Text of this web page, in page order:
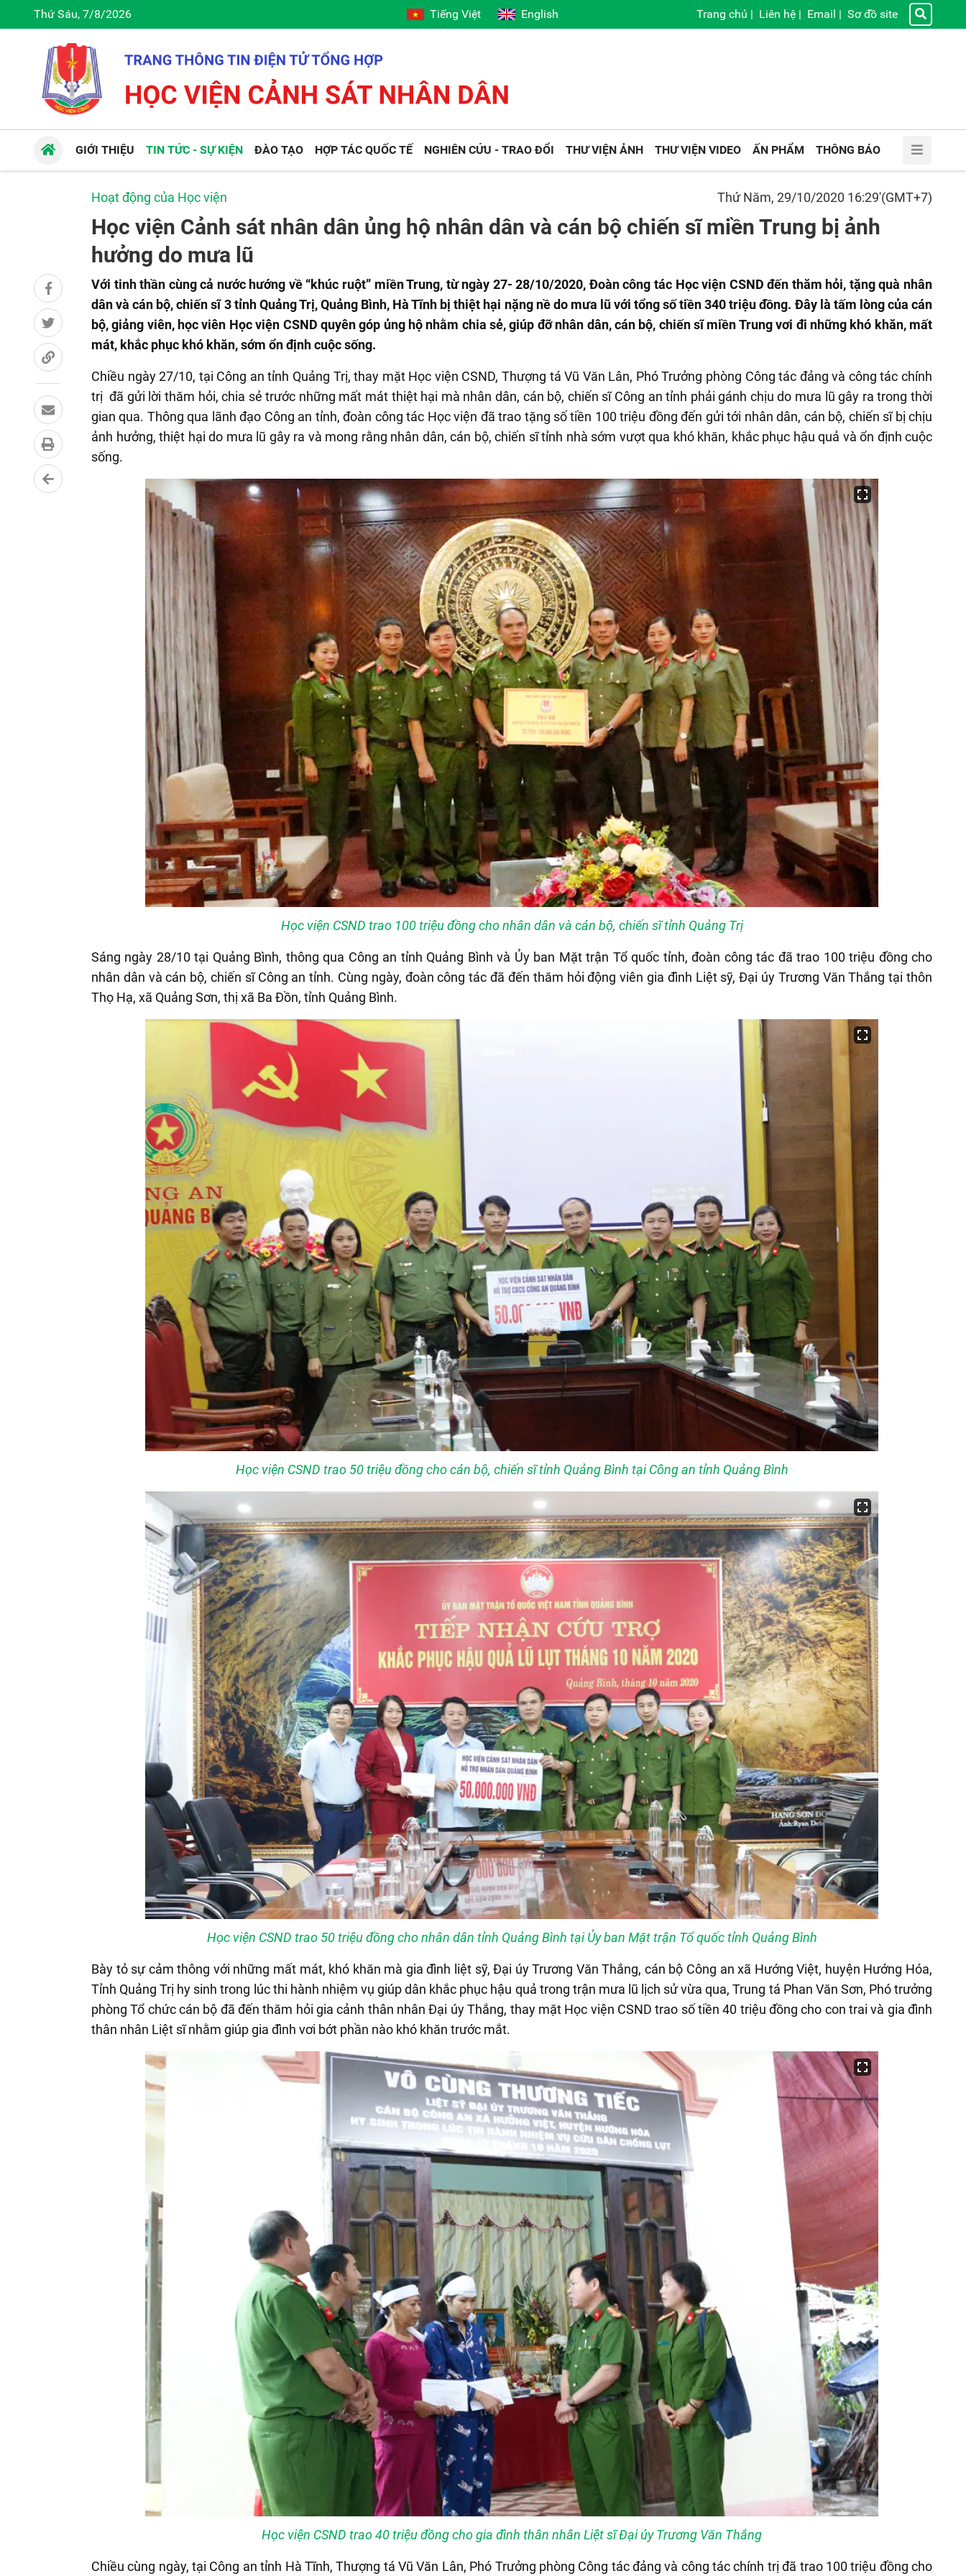
Thứ Sáu, 7/8/2026 Tiếng Việt English Trang chủ | Liên hệ | Email | Sơ đồ site
GIỚI THIỆU TIN TỨC - SỰ KIỆN ĐÀO TẠO HỢP TÁC QUỐC TẾ NGHIÊN CỨU - TRAO ĐỔI THƯ VIỆN ẢNH THƯ VIỆN VIDEO ẤN PHẨM THÔNG BÁO
Hoạt động của Học viện Thứ Năm, 29/10/2020 16:29'(GMT+7)
Học viện Cảnh sát nhân dân ủng hộ nhân dân và cán bộ chiến sĩ miền Trung bị ảnh
hưởng do mưa lũ
Với tinh thần cùng cả nước hướng về “khúc ruột” miền Trung, từ ngày 27- 28/10/2020, Đoàn công tác Học viện CSND đến thăm hỏi, tặng quà nhân
dân và cán bộ, chiến sĩ 3 tỉnh Quảng Trị, Quảng Bình, Hà Tĩnh bị thiệt hại nặng nề do mưa lũ với tổng số tiền 340 triệu đồng. Đây là tấm lòng của cán
bộ, giảng viên, học viên Học viện CSND quyên góp ủng hộ nhằm chia sẻ, giúp đỡ nhân dân, cán bộ, chiến sĩ miền Trung vơi đi những khó khăn, mất
mát, khắc phục khó khăn, sớm ổn định cuộc sống.
Chiều ngày 27/10, tại Công an tỉnh Quảng Trị, thay mặt Học viện CSND, Thượng tá Vũ Văn Lân, Phó Trưởng phòng Công tác đảng và công tác chính
trịđã gửi lời thăm hỏi, chia sẻ trước những mất mát thiệt hại mà nhân dân, cán bộ, chiến sĩ Công an tỉnh phải gánh chịu do mưa lũ gây ra trong thời
gian qua. Thông qua lãnh đạo Công an tỉnh, đoàn công tác Học viện đã trao tặng số tiền 100 triệu đồng đến gửi tới nhân dân, cán bộ, chiến sĩ bị chịu
ảnh hưởng, thiệt hại do mưa lũ gây ra và mong rằng nhân dân, cán bộ, chiến sĩ tỉnh nhà sớm vượt qua khó khăn, khắc phục hậu quả và ổn định cuộc
sống.
Học viện CSND trao 100 triệu đồng cho nhân dân và cán bộ, chiến sĩ tỉnh Quảng Trị
Sáng ngày 28/10 tại Quảng Bình, thông qua Công an tỉnh Quảng Bình và Ủy ban Mặt trận Tổ quốc tỉnh, đoàn công tác đã trao 100 triệu đồng cho
nhân dân và cán bộ, chiến sĩ Công an tỉnh. Cùng ngày, đoàn công tác đã đến thăm hỏi động viên gia đình Liệt sỹ, Đại úy Trương Văn Thắng tại thôn
Thọ Hạ, xã Quảng Sơn, thị xã Ba Đồn, tỉnh Quảng Bình.
Học viện CSND trao 50 triệu đồng cho cán bộ, chiến sĩ tỉnh Quảng Bình tại Công an tỉnh Quảng Bình
Học viện CSND trao 50 triệu đồng cho nhân dân tỉnh Quảng Bình tại Ủy ban Mặt trận Tổ quốc tỉnh Quảng Bình
Bày tỏ sự cảm thông với những mất mát, khó khăn mà gia đình liệt sỹ, Đại úy Trương Văn Thắng, cán bộ Công an xã Hướng Việt, huyện Hướng Hóa,
Tỉnh Quảng Trị hy sinh trong lúc thi hành nhiệm vụ giúp dân khắc phục hậu quả trong trận mưa lũ lịch sử vừa qua, Trung tá Phan Văn Sơn, Phó trưởng
phòng Tổ chức cán bộ đã đến thăm hỏi gia cảnh thân nhân Đại úy Thắng, thay mặt Học viện CSND trao số tiền 40 triệu đồng cho con trai và gia đình
thân nhân Liệt sĩ nhằm giúp gia đình vơi bớt phần nào khó khăn trước mắt.
Học viện CSND trao 40 triệu đồng cho gia đình thân nhân Liệt sĩ Đại úy Trương Văn Thắng
Chiều cùng ngày, tại Công an tỉnh Hà Tĩnh, Thượng tá Vũ Văn Lân, Phó Trưởng phòng Công tác đảng và công tác chính trị đã trao 100 triệu đồng cho